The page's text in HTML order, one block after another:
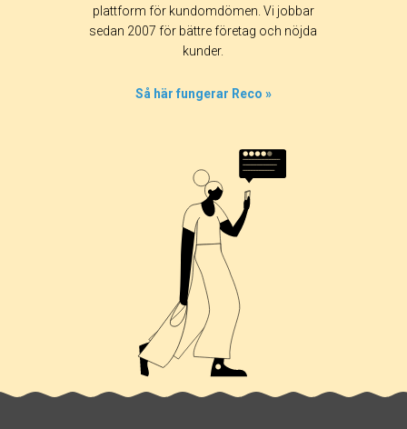
plattform för kundomdömen. Vi jobbar
sedan 2007 för bättre företag och nöjda
kunder.
Så här fungerar Reco »